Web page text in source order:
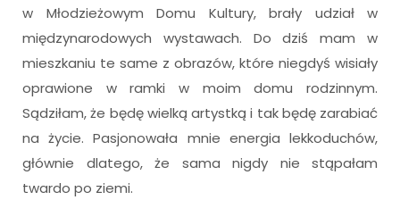
w Młodzieżowym Domu Kultury, brały udział w
międzynarodowych wystawach. Do dziś mam w
mieszkaniu te same z obrazów, które niegdyś wisiały
oprawione w ramki w moim domu rodzinnym.
Sądziłam, że będę wielką artystką i tak będę zarabiać
na życie. Pasjonowała mnie energia lekkoduchów,
głównie dlatego, że sama nigdy nie stąpałam
twardo po ziemi.